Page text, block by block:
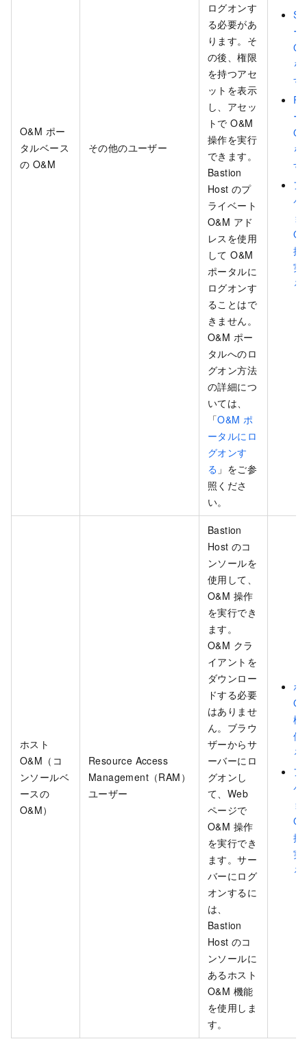
O&M ポー
タルベース
の O&M
その他のユーザー
ログオンす
る必要があ
ります。そ
の後、権限
を持つアセ
ットを表示
し、アセッ
トで O&M
操作を実行
できます。
Bastion
Host のプ
ライベート
O&M アド
レスを使用
して O&M
ポータルに
ログオンす
ることはで
きません。
O&M ポー
タルへのロ
グオン方法
の詳細につ
いては、
「O&M ポ
ータルにロ
グオンす
る 」をご参
照くださ
い。
ー
を
す
ー
を
す
ア
ケ
ョ
操
実
る
ホスト
O&M（コ
ンソールベ
ースの
O&M）
Resource Access
Management（RAM）
ユーザー
Bastion
Host のコ
ンソールを
使用して、
O&M 操作
を実行でき
ます。
O&M クラ
イアントを
ダウンロー
ドする必要
はありませ
ん。ブラウ
ザーからサ
ーバーにロ
グオンし
て、Web
ページで
O&M 操作
を実行でき
ます。サー
バーにログ
オンするに
は、
Bastion
Host のコ
ンソールに
あるホスト
O&M 機能
を使用しま
す。
ホ
機
使
る
ア
ケ
ョ
操
実
る